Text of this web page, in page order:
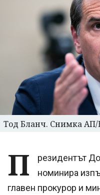
Тод Бланч. Снимка
П
резидентът
номинира
главен прокурор и